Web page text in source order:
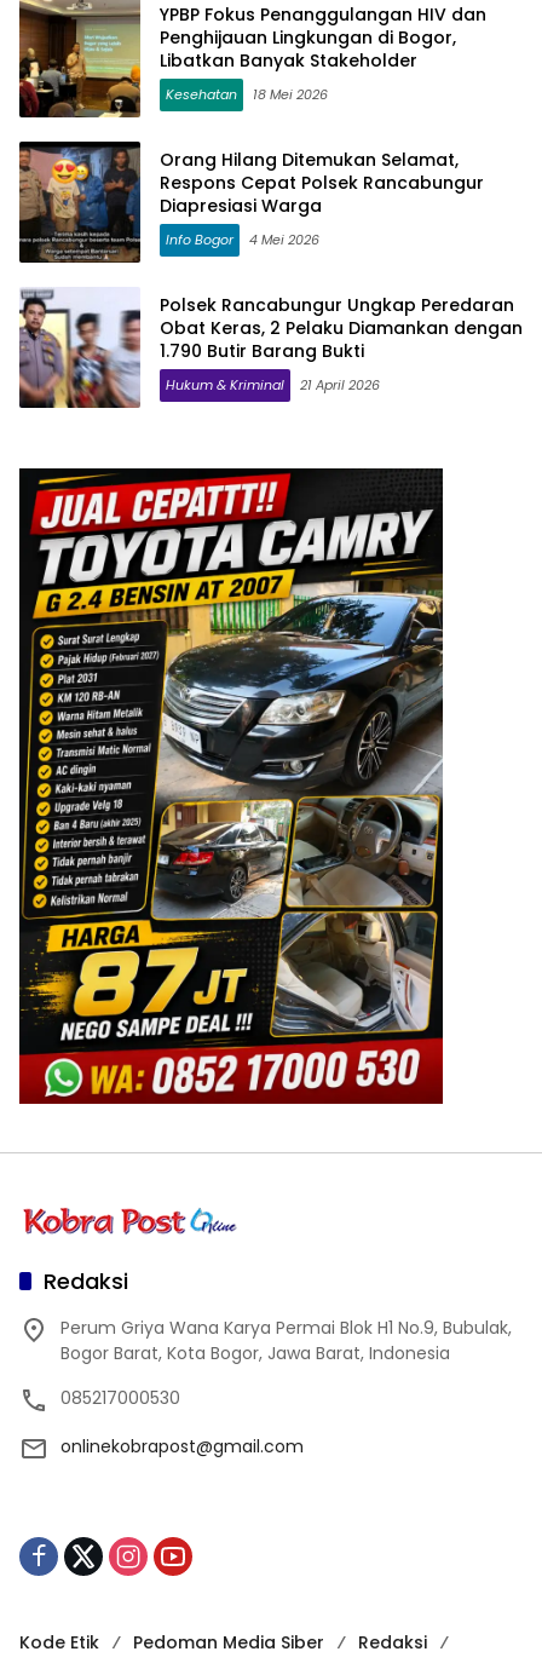
YPBP Fokus Penanggulangan HIV dan
Penghijauan Lingkungan di Bogor,
Libatkan Banyak Stakeholder
Kesehatan 18 Mei 2026
Orang Hilang Ditemukan Selamat,
Respons Cepat Polsek Rancabungur
Diapresiasi Warga
Info Bogor 4 Mei 2026
Polsek Rancabungur Ungkap Peredaran
Obat Keras, 2 Pelaku Diamankan dengan
1.790 Butir Barang Bukti
Hukum & Kriminal 21 April 2026
Redaksi
Perum Griya Wana Karya Permai Blok H1 No.9, Bubulak,
Bogor Barat, Kota Bogor, Jawa Barat, Indonesia
085217000530
onlinekobrapost@gmail.com
Kode Etik Pedoman Media Siber
Redaksi